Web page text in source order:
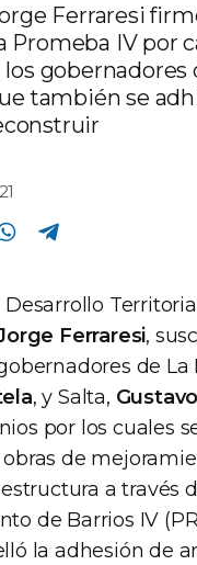
Ferraresi
Promeba IV por
gobernadores
también se
Compartir en Whatsapp
Ferraresi,
de La
, y Salta,
por los cuales
de
a través
de Barrios IV
la adhesión de